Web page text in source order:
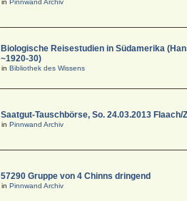
inPinnwand Archiv
Biologische Reisestudien in Südamerika
~1920-30)
inBibliothek des Wissens
Saatgut-Tauschbörse, So. 24.03.2013 Flaach/
inPinnwand Archiv
57290 Gruppe von 4 Chinns dringend
inPinnwand Archiv